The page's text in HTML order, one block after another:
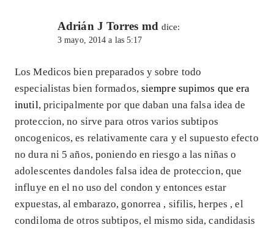
Adrián J Torres md dice:
3 mayo, 2014 a las 5:17
Los Medicos bien preparados y sobre todo
especialistas bien formados, siempre supimos que era
inutil, pricipalmente por que daban una falsa idea de
proteccion, no sirve para otros varios subtipos
oncogenicos, es relativamente cara y el supuesto efecto
no dura ni 5 años, poniendo en riesgo a las niñas o
adolescentes dandoles falsa idea de proteccion, que
influye en el no uso del condon y entonces estar
expuestas, al embarazo, gonorrea , sifilis, herpes , el
condiloma de otros subtipos, el mismo sida, candidasis